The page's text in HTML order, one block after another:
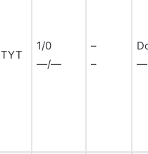
TYT
1/0
—/—
–
–
—